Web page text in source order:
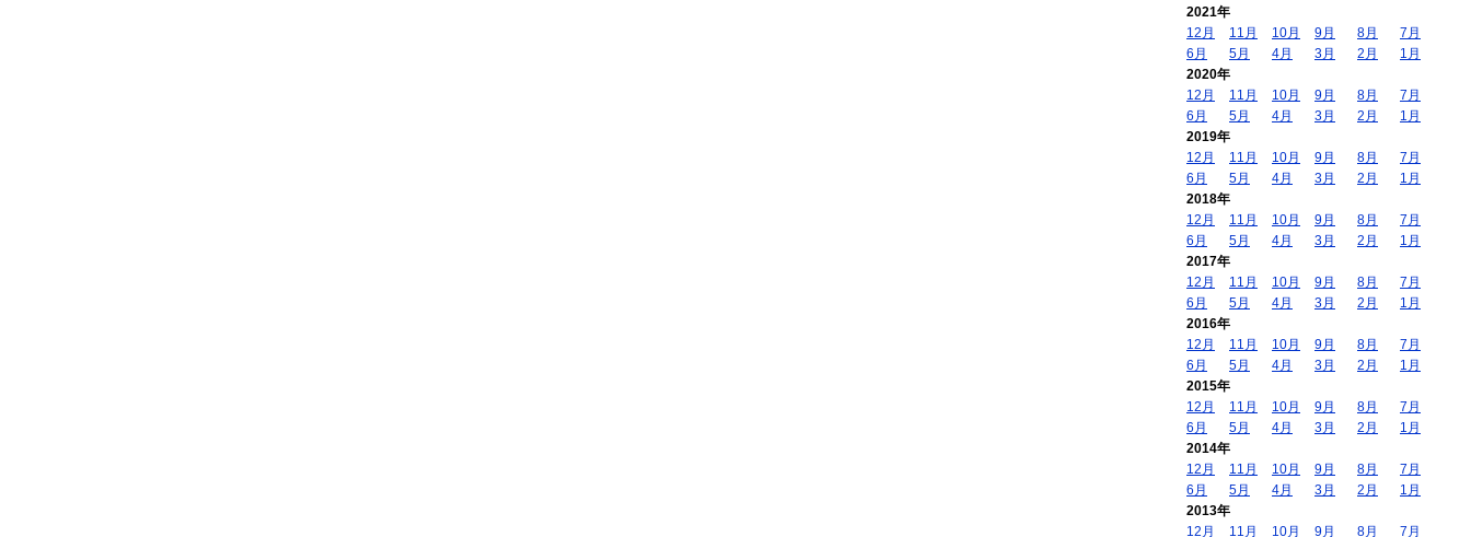
2021年
12月
11月 10月 9月 8月
7月
6月
5月 4月 3月 2月
1月
2020年
12月
11月 10月 9月 8月
7月
6月
5月 4月 3月 2月
1月
2019年
12月
11月 10月 9月 8月
7月
6月
5月 4月 3月 2月
1月
2018年
12月
11月 10月 9月 8月
7月
6月
5月 4月 3月 2月
1月
2017年
12月
11月 10月 9月 8月
7月
6月
5月 4月 3月 2月
1月
2016年
12月
11月 10月 9月 8月
7月
6月
5月 4月 3月 2月
1月
2015年
12月
11月 10月 9月 8月
7月
6月
5月 4月 3月 2月
1月
2014年
12月
11月 10月 9月 8月
7月
6月
5月 4月 3月 2月
1月
2013年
12月
11月 10月 9月 8月 7月